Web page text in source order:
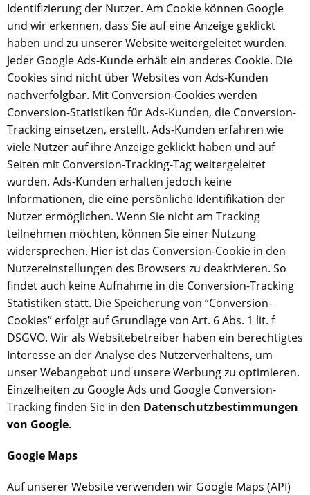
Identifizierung der Nutzer. Am Cookie können Google
und wir erkennen, dass Sie auf eine Anzeige geklickt
haben und zu unserer Website weitergeleitet wurden.
Jeder Google Ads-Kunde erhält ein anderes Cookie. Die
Cookies sind nicht über Websites von Ads-Kunden
nachverfolgbar. Mit Conversion-Cookies werden
Conversion-Statistiken für Ads-Kunden, die Conversion-
Tracking einsetzen, erstellt. Ads-Kunden erfahren wie
viele Nutzer auf ihre Anzeige geklickt haben und auf
Seiten mit Conversion-Tracking-Tag weitergeleitet
wurden. Ads-Kunden erhalten jedoch keine
Informationen, die eine persönliche Identifikation der
Nutzer ermöglichen. Wenn Sie nicht am Tracking
teilnehmen möchten, können Sie einer Nutzung
widersprechen. Hier ist das Conversion-Cookie in den
Nutzereinstellungen des Browsers zu deaktivieren. So
findet auch keine Aufnahme in die Conversion-Tracking
Statistiken statt. Die Speicherung von “Conversion-
Cookies” erfolgt auf Grundlage von Art. 6 Abs. 1 lit. f
DSGVO. Wir als Websitebetreiber haben ein berechtigtes
Interesse an der Analyse des Nutzerverhaltens, um
unser Webangebot und unsere Werbung zu optimieren.
Einzelheiten zu Google Ads und Google Conversion-
Tracking finden Sie in den Datenschutzbestimmungen
von Google.
Google Maps
Auf unserer Website verwenden wir Google Maps (API)